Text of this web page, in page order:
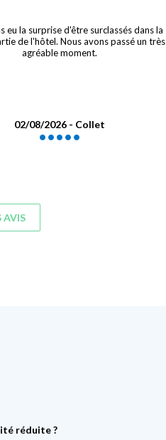
eu la surprise d'être surclassés dans la
de l'hôtel. Nous avons passé un très
agréable moment.
02/08/2026 - Collet
AVIS
réduite ?